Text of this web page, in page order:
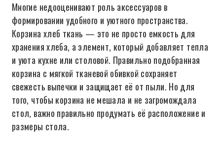
Многие недооценивают роль аксессуаров в
формировании удобного и уютного пространства.
Корзина хлеб ткань — это не просто емкость для
хранения хлеба, а элемент, который добавляет тепла
и уюта кухне или столовой. Правильно подобранная
корзина с мягкой тканевой обивкой сохраняет
свежесть выпечки и защищает её от пыли. Но для
того, чтобы корзина не мешала и не загромождала
стол, важно правильно продумать её расположение и
размеры стола.